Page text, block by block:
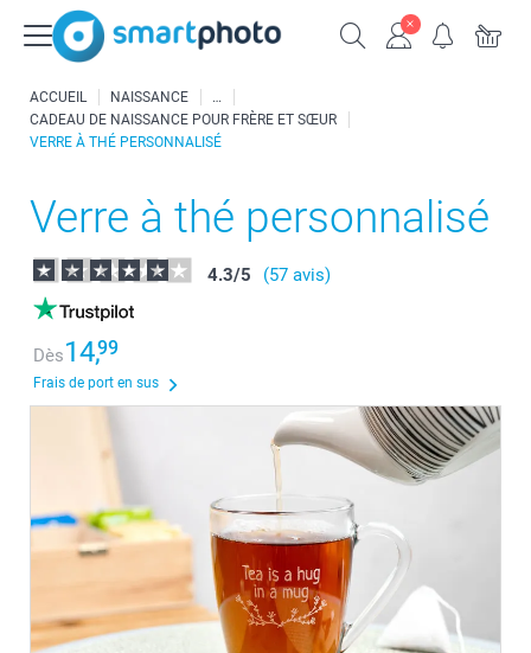
ACCUEIL
NAISSANCE
CADEAU DE NAISSANCE POUR FRÈRE ET SŒUR
VERRE À THÉ PERSONNALISÉ
Verre à thé personnalisé
4.3/5 (57 avis)
Dès14,99
Frais de port en sus